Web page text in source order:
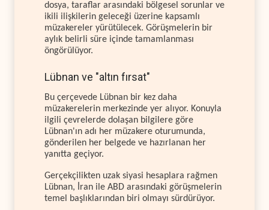
dosya, taraflar arasındaki bölgesel sorunlar ve
ikili ilişkilerin geleceği üzerine kapsamlı
müzakereler yürütülecek. Görüşmelerin bir
aylık belirli süre içinde tamamlanması
öngörülüyor.
Lübnan ve "altın fırsat"
Bu çerçevede Lübnan bir kez daha
müzakerelerin merkezinde yer alıyor. Konuyla
ilgili çevrelerde dolaşan bilgilere göre
Lübnan'ın adı her müzakere oturumunda,
gönderilen her belgede ve hazırlanan her
yanıtta geçiyor.
Gerçekçilikten uzak siyasi hesaplara rağmen
Lübnan, İran ile ABD arasındaki görüşmelerin
temel başlıklarından biri olmayı sürdürüyor.